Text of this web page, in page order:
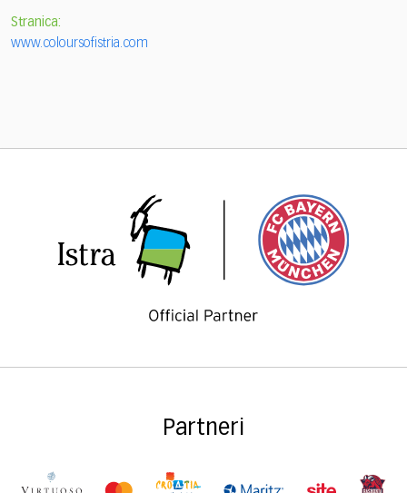
Stranica:
www.coloursofistria.com
Partneri